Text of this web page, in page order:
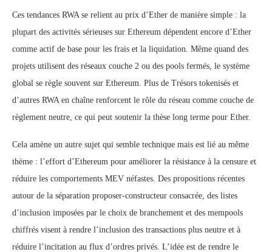
Ces tendances RWA se relient au prix d’Ether de manière simple : la
plupart des activités sérieuses sur Ethereum dépendent encore d’Ether
comme actif de base pour les frais et la liquidation. Même quand des
projets utilisent des réseaux couche 2 ou des pools fermés, le système
global se règle souvent sur Ethereum. Plus de Trésors tokenisés et
d’autres RWA en chaîne renforcent le rôle du réseau comme couche de
règlement neutre, ce qui peut soutenir la thèse long terme pour Ether.
Cela amène un autre sujet qui semble technique mais est lié au même
thème : l’effort d’Ethereum pour améliorer la résistance à la censure et
réduire les comportements MEV néfastes. Des propositions récentes
autour de la séparation proposer-constructeur consacrée, des listes
d’inclusion imposées par le choix de branchement et des mempools
chiffrés visent à rendre l’inclusion des transactions plus neutre et à
réduire l’incitation au flux d’ordres privés. L’idée est de rendre le